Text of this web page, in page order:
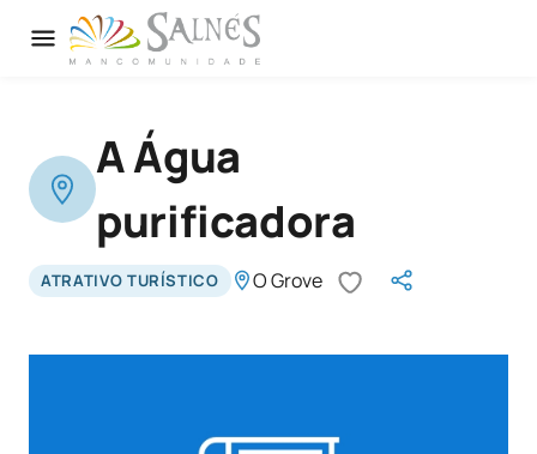
A Água
purificadora
ATRATIVO TURÍSTICO O Grove